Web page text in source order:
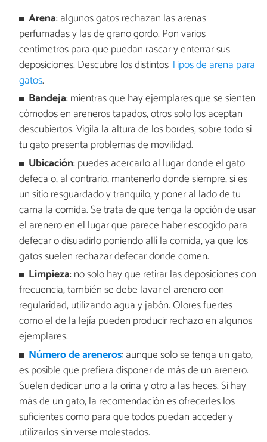
Arena: algunos gatos rechazan las arenas
perfumadas y las de grano gordo. Pon varios
centímetros para que puedan rascar y enterrar sus
deposiciones. Descubre los distintosTipos de arena para
gatos.
Bandeja: mientras que hay ejemplares que se sienten
cómodos en areneros tapados, otros solo los aceptan
descubiertos. Vigila la altura de los bordes, sobre todo si
tu gato presenta problemas de movilidad.
Ubicación: puedes acercarlo al lugar donde el gato
defeca o, al contrario, mantenerlo donde siempre, si es
un sitio resguardado y tranquilo, y poner al lado de tu
cama la comida. Se trata de que tenga la opción de usar
el arenero en el lugar que parece haber escogido para
defecar o disuadirlo poniendo allí la comida, ya que los
gatos suelen rechazar defecar donde comen.
Limpieza: no solo hay que retirar las deposiciones con
frecuencia, también se debe lavar el arenero con
regularidad, utilizando agua y jabón. Olores fuertes
como el de la lejía pueden producir rechazo en algunos
ejemplares.
Número de areneros: aunque solo se tenga un gato,
es posible que prefiera disponer de más de un arenero.
Suelen dedicar uno a la orina y otro a las heces. Si hay
más de un gato, la recomendación es ofrecerles los
suficientes como para que todos puedan acceder y
utilizarlos sin verse molestados.